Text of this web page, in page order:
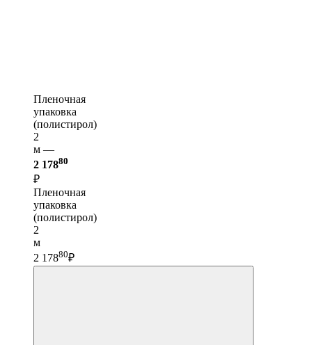
Пленочная
упаковка
(полистирол)
2
м —
2 17880
₽
Пленочная
упаковка
(полистирол)
2
м
2 17880₽